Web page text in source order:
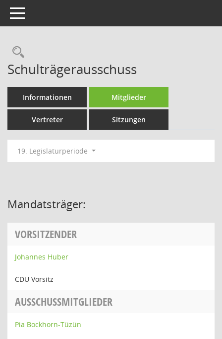
Toggle navigation
Rechercheauswahl
Schulträgerausschuss
Informationen Mitglieder
Vertreter Sitzungen
19. Legislaturperiode
Mandatsträger:
VORSITZENDER
Johannes Huber
CDU Vorsitz
AUSSCHUSSMITGLIEDER
Pia Bockhorn-Tüzün